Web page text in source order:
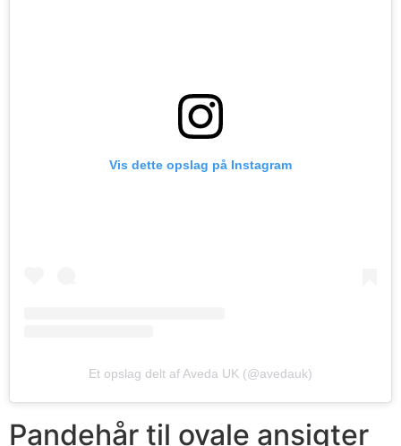
Pandehår til ovale ansigter
Vis dette opslag på Instagram
Et opslag delt af Aveda UK (@avedauk)